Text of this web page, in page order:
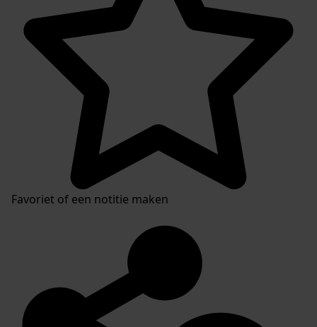
Favoriet of een notitie maken